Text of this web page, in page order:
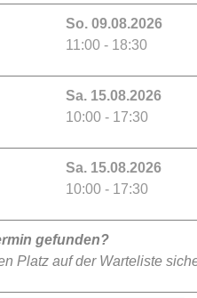
So. 09.08.2026
11:00 - 18:30
Sa. 15.08.2026
10:00 - 17:30
Sa. 15.08.2026
10:00 - 17:30
gefunden?
Platz auf der Warteliste